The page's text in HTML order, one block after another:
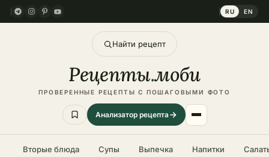
RU EN
Найти рецепт
Рецепты.моби
ПРОВЕРЕННЫЕ РЕЦЕПТЫ С ПОШАГОВЫМИ ФОТО
Анализатор рецепта
Вторые блюда Супы Выпечка Напитки